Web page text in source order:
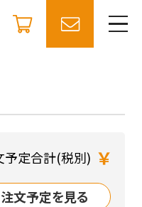
予定合計(税別) ￥
注文予定を見る